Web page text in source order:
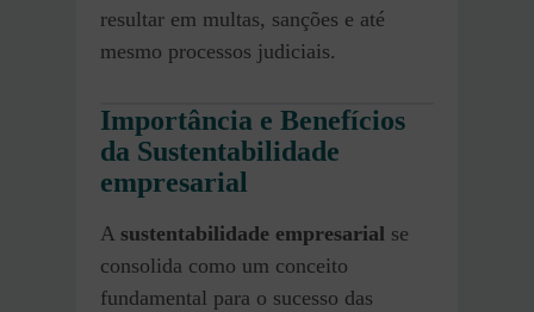
resultar em multas, sanções e até
mesmo processos judiciais.
Importância e Benefícios
da Sustentabilidade
empresarial
A sustentabilidade empresarial se
consolida como um conceito
fundamental para o sucesso das